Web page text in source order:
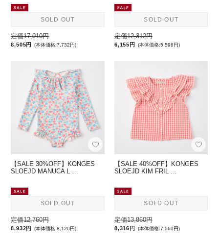
SOLD OUT
定価17,010円
8,505円 (本体価格:7,732円)
SOLD OUT
定価12,312円
6,155円 (本体価格:5,596円)
【SALE 30%OFF】KONGES
SLOEJD MANUCA L …
SOLD OUT
定価12,760円
8,932円 (本体価格:8,120円)
【SALE 40%OFF】KONGES
SLOEJD KIM FRIL …
SOLD OUT
定価13,860円
8,316円 (本体価格:7,560円)